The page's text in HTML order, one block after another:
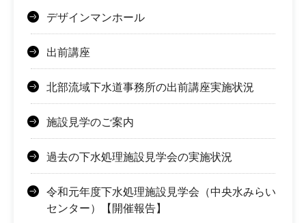
デザインマンホール
出前講座
北部流域下水道事務所の出前講座実施状況
施設見学のご案内
過去の下水処理施設見学会の実施状況
令和元年度下水処理施設見学会（中央水みらい
センター）【開催報告】